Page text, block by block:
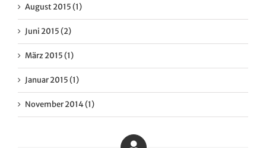
August 2015 (1)
Juni 2015 (2)
März 2015 (1)
Januar 2015 (1)
November 2014 (1)